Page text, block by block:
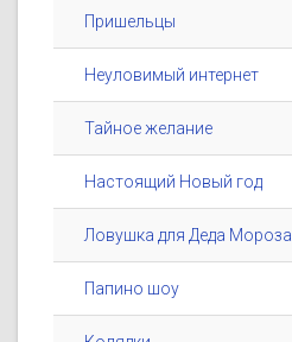
Пришельцы
Неуловимый интернет
Тайное желание
Настоящий Новый год
Ловушка для Деда Мороза
Папино шоу